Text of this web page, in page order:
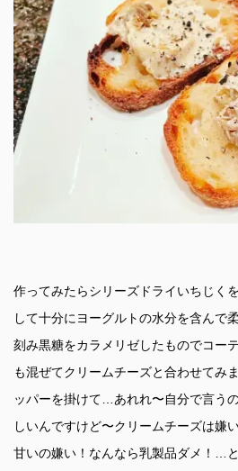
作ってみたらシリーズドライいちじく
して十分にヨーグルトの水分を含んで
刻み黒糖をカラメリゼしたものでコー
も混ぜてクリームチーズと合わせてみ
ッパーを掛けて…あれれ〜自分で言う
しいんですけど〜クリームチーズは嫌
甘いの嫌い！なんなら乳製品ダメ！…